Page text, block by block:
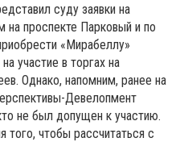
суду заявки на
на проспекте Парковый и по
«Мирабеллу»
участие в торгах на
Однако, напомним, ранее на
Девелопмент
не был допущен к участию.
того, чтобы рассчитаться с